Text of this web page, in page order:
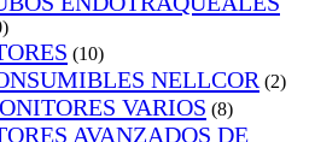
(10)
NELLCOR (2)
VARIOS (8)
AVANZADOS DE